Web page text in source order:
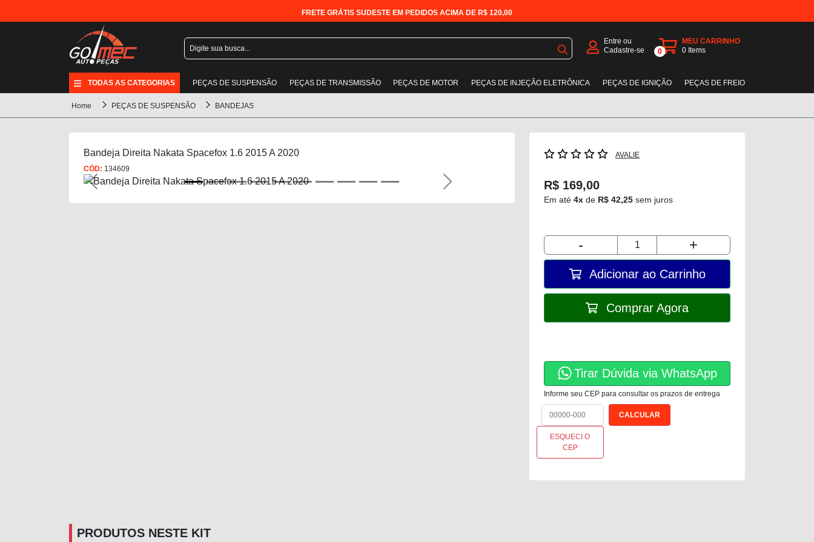
FRETE GRÁTIS SUDESTE EM PEDIDOS ACIMA DE R$ 120,00
Entre ou
Cadastre-se
0
MEU CARRINHO
0 Items
TODAS AS CATEGORIAS PEÇAS DE SUSPENSÃO PEÇAS DE TRANSMISSÃO PEÇAS DE MOTOR PEÇAS DE INJEÇÃO ELETRÔNICA PEÇAS DE IGNIÇÃO PEÇAS DE FREIO
Home PEÇAS DE SUSPENSÃO BANDEJAS
Bandeja Direita Nakata Spacefox 1.6 2015 A 2020
CÓD: 134609
Previous Next
AVALIE
R$ 169,00
Em até 4x de R$ 42,25 sem juros
- +
Adicionar ao Carrinho
Comprar Agora
Tirar Dúvida via WhatsApp
Informe seu CEP para consultar os prazos de entrega
ESQUECI O
CEP
PRODUTOS NESTE KIT